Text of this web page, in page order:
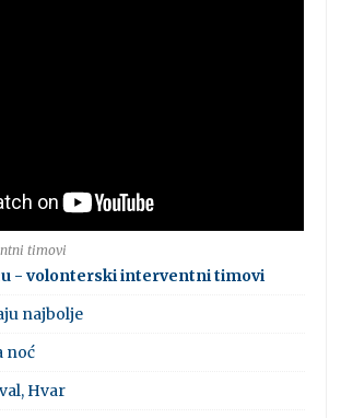
timovi
- volonterski interventni timovi
najbolje
noć
Hvar